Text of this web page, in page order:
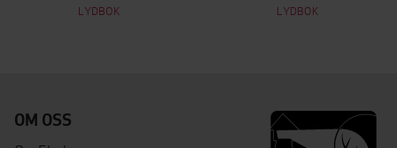
LYDBOK LYDBOK
OM OSS